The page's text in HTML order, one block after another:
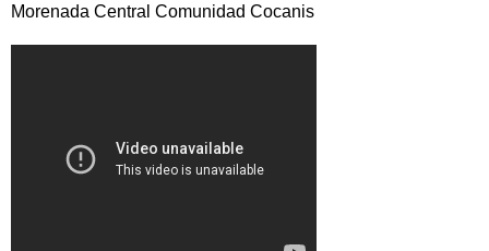
Morenada Central Comunidad Cocanis